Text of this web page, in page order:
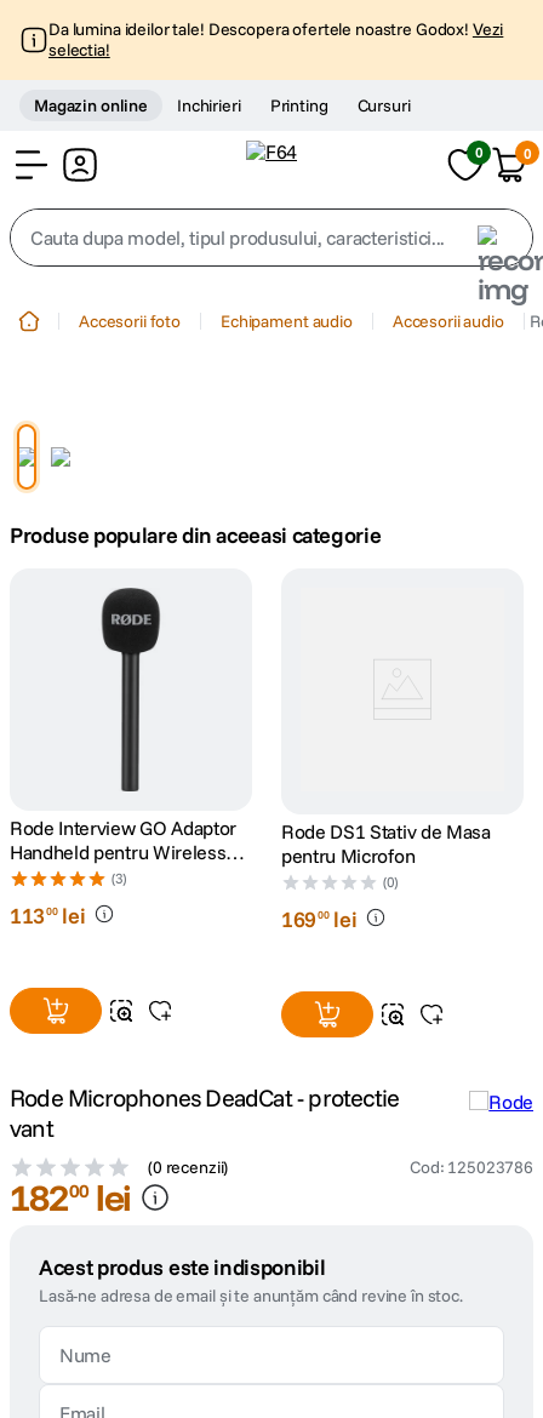
Da lumina ideilor tale! Descopera ofertele noastre Godox! Vezi
selectia!
Magazin online Inchirieri Printing Cursuri
0 0
Cauta dupa model, tipul produsului, caracteristici...
4. peak design
canon sx740 hs
lavaliera
9. card memorie
10 . nou
Accesorii foto Echipament audio Accesorii audio
Produse populare din aceeasi categorie
Rode Interview GO Adaptor
Handheld pentru Wireless
GO
(3)
11300 lei
Rode DS1 Stativ de Masa
pentru Microfon
(0)
16900 lei
Rode Microphones DeadCat - protectie
vant
(0 recenzii) Cod: 125023786
18200 lei
Acest produs este indisponibil
Lasă-ne adresa de email și te anunțăm când revine în stoc.